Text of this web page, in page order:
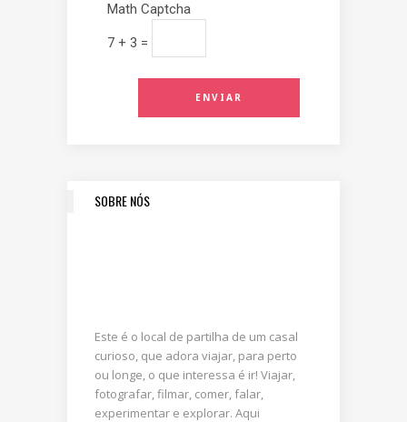
Math Captcha
7 + 3 =
SOBRE NÓS
Este é o local de partilha de um casal
curioso, que adora viajar, para perto
ou longe, o que interessa é ir! Viajar,
fotografar, filmar, comer, falar,
experimentar e explorar. Aqui